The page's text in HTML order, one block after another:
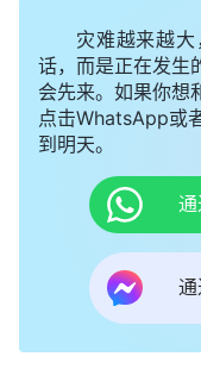
到把我弹醒才走
抢我身上的秋衣
都要擦地板，数
布。接着几个抢
他们就对我一阵
样的环境，我感
默默向神祷告，
住。我想到神的
赏之物，花草漫
灾难越来越
话，而是正在发生
会先来。如果你想
点击WhatsApp或
到明天。